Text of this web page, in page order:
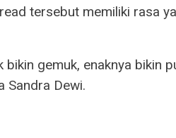
tersebut memiliki rasa
gemuk, enaknya bikin
Sandra Dewi.